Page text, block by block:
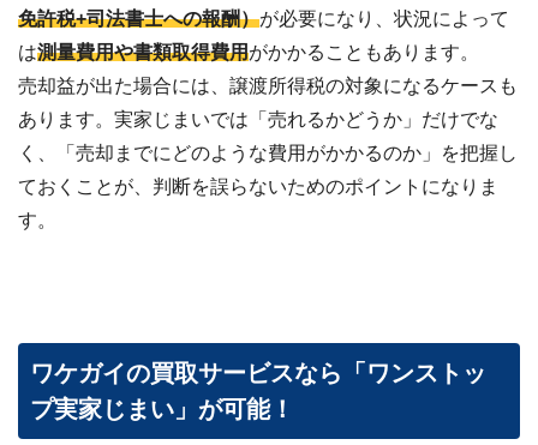
免許税+司法書士への報酬）が必要になり、状況によって
は測量費用や書類取得費用がかかることもあります。
売却益が出た場合には、譲渡所得税の対象になるケースも
あります。実家じまいでは「売れるかどうか」だけでな
く、「売却までにどのような費用がかかるのか」を把握し
ておくことが、判断を誤らないためのポイントになりま
す。
ワケガイの買取サービスなら「ワンストッ
プ実家じまい」が可能！